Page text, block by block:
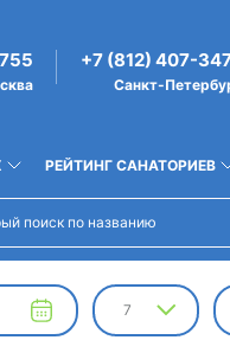
+7 (812) 407-
Санкт-
РЕЙТИНГ САНАТОРИЕВ
7